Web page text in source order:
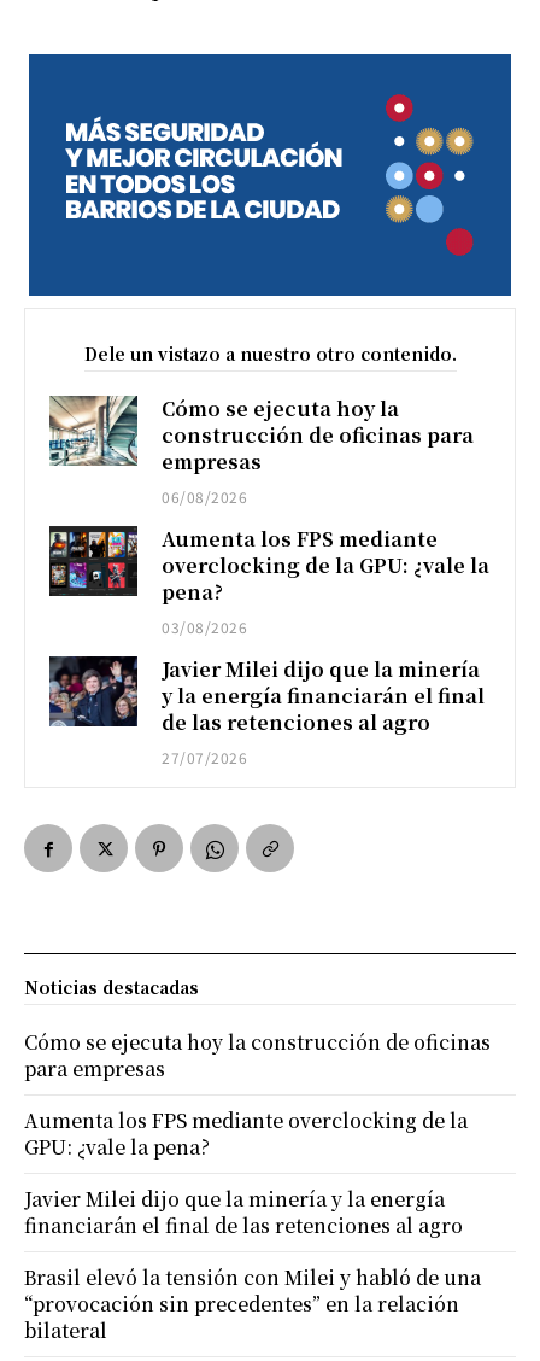
Dele un vistazo a nuestro otro contenido.
Cómo se ejecuta hoy la
construcción de oficinas para
empresas
06/08/2026
Aumenta los FPS mediante
overclocking de la GPU: ¿vale la
pena?
03/08/2026
Javier Milei dijo que la minería
y la energía financiarán el final
de las retenciones al agro
27/07/2026
Noticias destacadas
Cómo se ejecuta hoy la construcción de oficinas
para empresas
Aumenta los FPS mediante overclocking de la
GPU: ¿vale la pena?
Javier Milei dijo que la minería y la energía
financiarán el final de las retenciones al agro
Brasil elevó la tensión con Milei y habló de una
“provocación sin precedentes” en la relación
bilateral